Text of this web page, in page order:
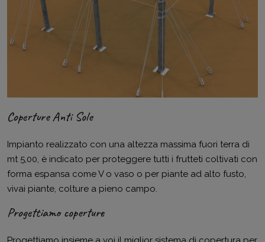
Coperture Anti Sole
Impianto realizzato con una altezza massima fuori terra di
mt 5,00, è indicato per proteggere tutti i frutteti coltivati con
forma espansa come V o vaso o per piante ad alto fusto,
vivai piante, colture a pieno campo.
Progettiamo coperture